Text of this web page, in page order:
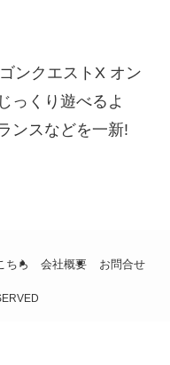
ンクエストX オン
っくり遊べるよ
ンスなどを一新!
ちら 会社概要 お問合せ